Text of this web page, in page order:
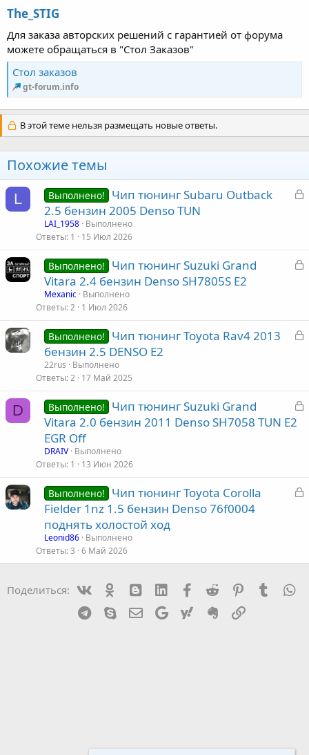
The_STIG
Для заказа авторских решений с гарантией от форума
можете обращаться в "Стол Заказов"
Стол заказов
gt-forum.info
В этой теме нельзя размещать новые ответы.
Похожие темы
L
З
т
Выполнено!
Чип тюнинг Subaru Outback
2.5 бензин 2005 Denso TUN
LAI_1958 Выполнено
Ответы 1 15 Июл 2026
З
т
Выполнено!
Чип тюнинг Suzuki Grand
Vitara 2.4 бензин Denso SH7805S E2
Mexanic Выполнено
Ответы 2 1 Июл 2026
З
т
Выполнено!
Чип тюнинг Toyota Rav4 2013
бензин 2.5 DENSO Е2
22rus
Выполнено
Ответы 2 17 Май 2025
D
З
а
Выполнено!
Чип тюнинг Suzuki Grand
Vitara 2.0 бензин 2011 Denso SH7058 TUN E2
EGR Off
DRAIV Выполнено
Ответы 1 13 Июн 2026
З
т
Выполнено!
Чип тюнинг Toyota Corolla
Fielder 1nz 1.5 бензин Denso 76f0004
поднять холостой ход
Leonid86 Выполнено
Ответы 3 6 Май 2026
Поделиться: Ok mes_blogger
Linked InFacebook
Reddit PinterestTumblr
Telegram
Skype Эл. почта
Google Yahoo Evernote